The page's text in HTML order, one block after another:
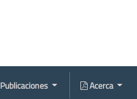
Publicaciones Acerca